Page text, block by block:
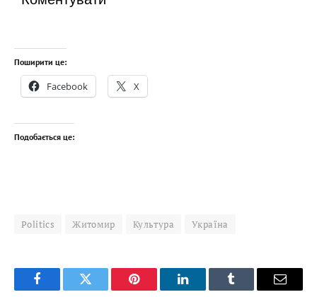
Поширити це:
Facebook X
Подобається це:
Politics Житомир Культура Україна
FacebookTwitter Pinterest LinkedInTumblr Email